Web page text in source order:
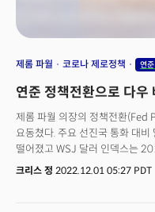
제롬 파월 코로나 제로정책 연
연준 정책전환으로 다우
제롬 파월 의장의 정책전환(Fed
요동쳤다. 주요 선진국 통화 대
떨어졌고 WSJ 달러 인덱스는
기록했다. 엔화는 하루만에 1%
크리스 정 2022.12.01 05:27 PDT